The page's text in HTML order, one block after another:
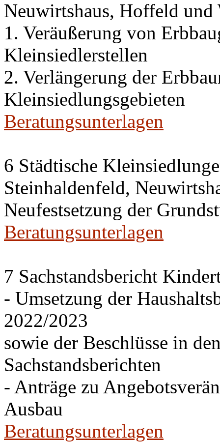
Neuwirtshaus, Hoffeld und
1. Veräußerung von
Kleinsiedlerstellen
2. Verlängerung der
Kleinsiedlungsgebieten
Beratungsunterlagen
6 Städtische
Steinhaldenfeld,
Neufestsetzung der
Beratungsunterlagen
7 Sachstandsbericht
- Umsetzung der
2022/2023
sowie der Beschlüsse in
Sachstandsberichten
- Anträge zu
Ausbau
Beratungsunterlagen